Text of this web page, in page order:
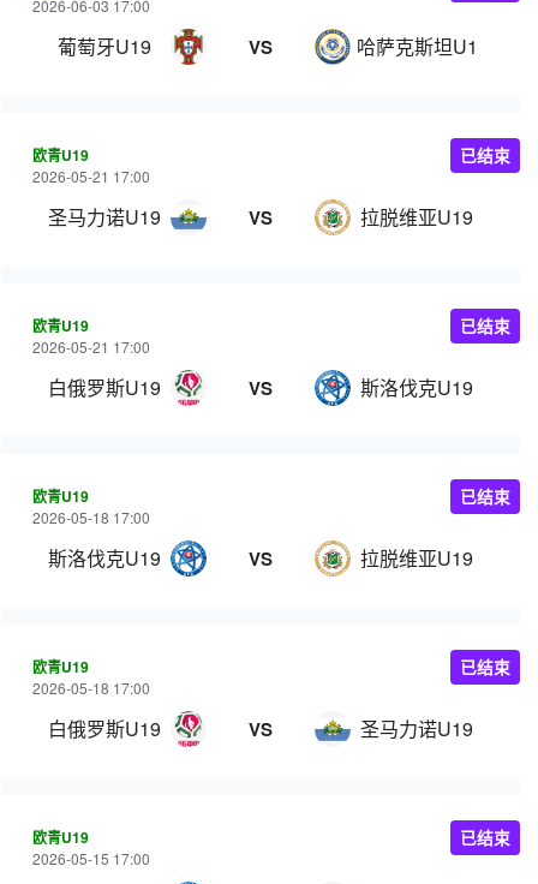
2026-06-03 17:00
葡萄牙U19 VS 哈萨克斯坦U19
欧青U19
2026-05-21 17:00
圣马力诺U19 VS 拉脱维亚U19
已结束
欧青U19
2026-05-21 17:00
白俄罗斯U19 VS 斯洛伐克U19
已结束
欧青U19
2026-05-18 17:00
斯洛伐克U19 VS 拉脱维亚U19
已结束
欧青U19
2026-05-18 17:00
白俄罗斯U19 VS 圣马力诺U19
已结束
欧青U19
2026-05-15 17:00
已结束